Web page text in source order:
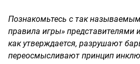
Познакомьтесь с так
правила игры» представителями
как утверждается, разрушают
переосмысливают принцип